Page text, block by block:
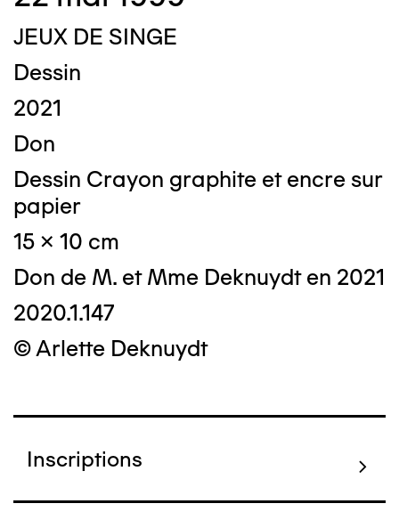
JEUX DE SINGE
Dessin
2021
Don
Dessin Crayon graphite et encre sur
papier
15 x 10 cm
Don de M. et Mme Deknuydt en 2021
2020.1.147
© Arlette Deknuydt
Inscriptions